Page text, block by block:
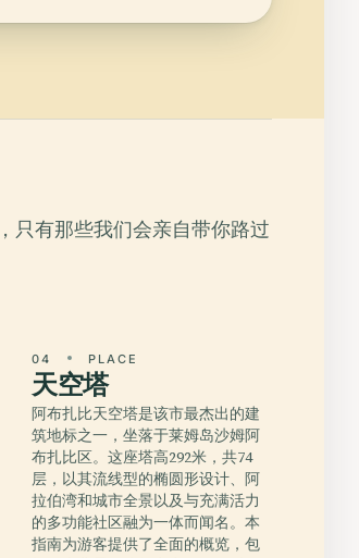
只有那些我们会亲自带你路过
04 PLACE
天空塔
阿布扎比天空塔是该市最杰出的建
筑地标之一，坐落于莱姆岛沙姆阿
布扎比区。这座塔高292米，共74
层，以其流线型的椭圆形设计、阿
拉伯湾和城市全景以及与充满活力
的多功能社区融为一体而闻名。本
指南为游客提供了全面的概览，包